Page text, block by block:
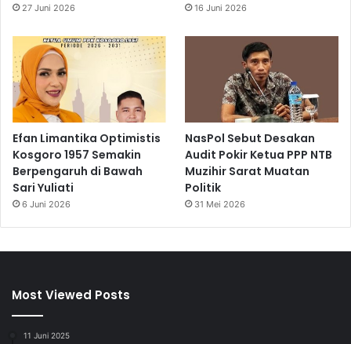
27 Juni 2026 16 Juni 2026
Efan Limantika Optimistis
Kosgoro 1957 Semakin
Berpengaruh di Bawah
Sari Yuliati
6 Juni 2026
NasPol Sebut Desakan
Audit Pokir Ketua PPP NTB
Muzihir Sarat Muatan
Politik
31 Mei 2026
Most Viewed Posts
11 Juni 2025